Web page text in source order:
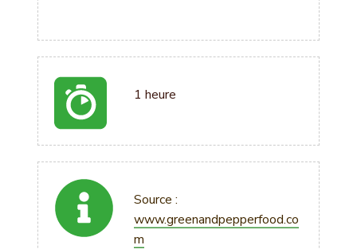
1 heure
Source :
www.greenandpepperfood.co
m